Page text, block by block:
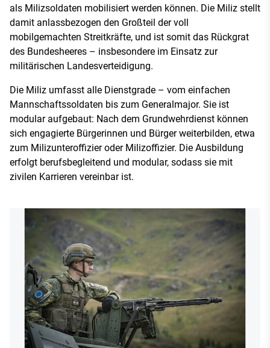
als Milizsoldaten mobilisiert werden können. Die Miliz stellt
damit anlassbezogen den Großteil der voll
mobilgemachten Streitkräfte, und ist somit das Rückgrat
des Bundesheeres – insbesondere im Einsatz zur
militärischen Landesverteidigung.
Die Miliz umfasst alle Dienstgrade – vom einfachen
Mannschaftssoldaten bis zum Generalmajor. Sie ist
modular aufgebaut: Nach dem Grundwehrdienst können
sich engagierte Bürgerinnen und Bürger weiterbilden, etwa
zum Milizunteroffizier oder Milizoffizier. Die Ausbildung
erfolgt berufsbegleitend und modular, sodass sie mit
zivilen Karrieren vereinbar ist.